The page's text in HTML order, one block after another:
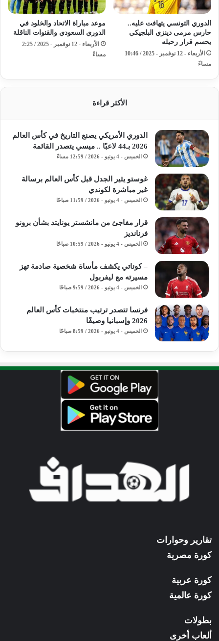
الدوري التونسي يتهافت عليه..
حارس مرمى دينزي البلجيكي
يحسم قرار رحيله
الأربعاء - 12 نوفمبر - 2025 / 10:46
مساءً
موعد مباراة الاتحاد والخلود في
الدوري السعودي والقنوات الناقلة
الأربعاء - 12 نوفمبر - 2025 / 2:25
مساءً
الأكثر قراءة
الدوري الأمريكي يصنع التاريخ في كأس العالم
2026 بـ44 لاعبًا .. ميسي يتصدر القائمة
الخميس - 4 يونيو - 2026 / 12:59 مساءً
غوستو يثير الجدل قبل كأس العالم برسالة
غير مباشرة لكوندي
الخميس - 4 يونيو - 2026 / 11:59 صباحًا
قرار مفاجئ من مانشستر يونايتد بشأن برونو
فرنانديز
الخميس - 4 يونيو - 2026 / 10:59 صباحًا
– كوناتي يكشف مأساة شخصية صادمة تهز
مسيرته مع ليفربول
الخميس - 4 يونيو - 2026 / 9:59 صباحًا
فرنسا تتصدر ترتيب منتخبات كأس العالم
2026 وإسبانيا وصيفًا
الخميس - 4 يونيو - 2026 / 8:59 صباحًا
تقارير وحوارات
كورة مصرية
كورة عربية
كورة عالمية
بطولات
ألعاب أخرى